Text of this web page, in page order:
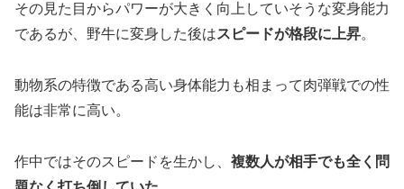
その見た目からパワーが大きく向上していそうな変身能力
であるが、野牛に変身した後はスピードが格段に上昇。
動物系の特徴である高い身体能力も相まって肉弾戦での性
能は非常に高い。
作中ではそのスピードを生かし、 複数人が相手でも全く問